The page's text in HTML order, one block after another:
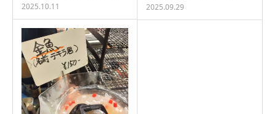
2025.10.11 2025.09.29